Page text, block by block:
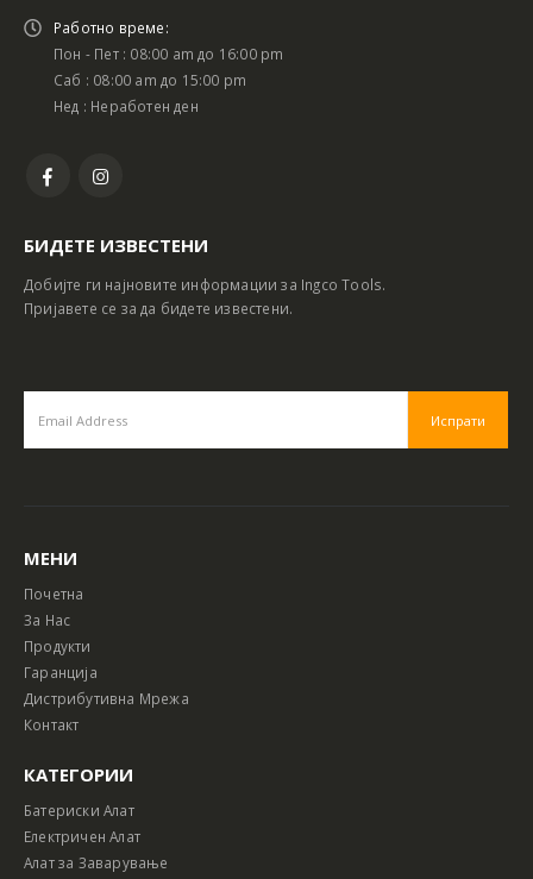
Работно време:
Пон - Пет : 08:00 am до 16:00 pm
Саб : 08:00 am до 15:00 pm
Нед : Неработен ден
БИДЕТЕ ИЗВЕСТЕНИ
Добијте ги најновите информации за Ingco Tools.
Пријавете се за да бидете известени.
МЕНИ
Почетна
За Нас
Продукти
Гаранција
Дистрибутивна Мрежа
Контакт
КАТЕГОРИИ
Батериски Алат
Електричен Алат
Алат за Заварување